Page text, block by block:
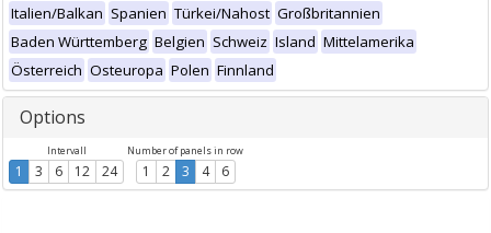
Italien/Balkan Spanien Türkei/Nahost Großbritannien
Baden Württemberg Belgien Schweiz Island Mittelamerika
Österreich Osteuropa Polen Finnland
Options
Intervall
1 3 6 12 24
Number of panels in row
1 2 3 4 6